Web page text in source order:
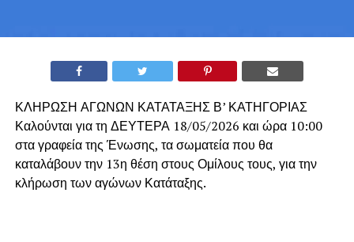
ΚΛΗΡΩΣΗ ΑΓΩΝΩΝ ΚΑΤΑΤΑΞΗΣ Β’ ΚΑΤΗΓΟΡΙΑΣ
Καλούνται για τη ΔΕΥΤΕΡΑ 18/05/2026 και ώρα 10:00
στα γραφεία της Ένωσης, τα σωματεία που θα
καταλάβουν την 13η θέση στους Ομίλους τους, για την
κλήρωση των αγώνων Κατάταξης.